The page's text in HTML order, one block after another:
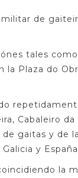
de
tales como
Plaza do
Cabaleiro da
gaitas y de
y
la